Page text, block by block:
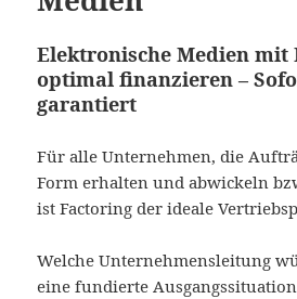
Elektronische Medien mit
optimal finanzieren –
garantiert
Für alle Unternehmen, die
Form erhalten und abwickeln
ist Factoring der ideale
Welche Unternehmensleitung
eine fundierte